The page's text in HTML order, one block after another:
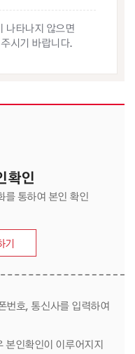
나타나지 않으면
시기 바랍니다.
확인
를 통하여 본인 확인
기
번호, 통신사를 입력하여
본인확인이 이루어지지